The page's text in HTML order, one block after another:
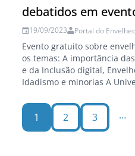
debatidos em
19/09/2023 Portal do
Evento gratuito sobre
os temas: A importância
e da Inclusão digital,
Idadismo e minorias A
horas, o quarto Simpósio
Ativo. A iniciativa do
de…
1 2 3 …